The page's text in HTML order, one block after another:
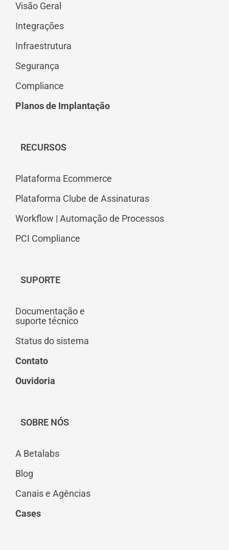
Visão Geral
Integrações
Infraestrutura
Segurança
Compliance
Planos de Implantação
RECURSOS
Plataforma Ecommerce
Plataforma Clube de Assinaturas
Workflow | Automação de Processos
PCI Compliance
SUPORTE
Documentação e
suporte técnico
Status do sistema
Contato
Ouvidoria
SOBRE NÓS
A Betalabs
Blog
Canais e Agências
Cases